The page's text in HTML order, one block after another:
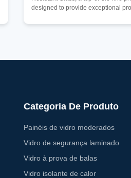
designed to provide exceptional
and style. Made from high-quality
this glass boasts a range of
applications. One of the key
Categoria De Produto
Painéis de vidro moderados
Vidro de segurança laminado
Vidro à prova de balas
Vidro isolante de calor